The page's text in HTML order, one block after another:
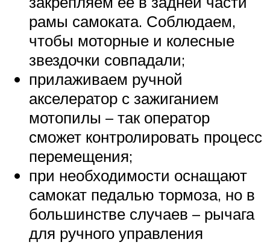
рамы самоката. Соблюдаем,
чтобы моторные и колесные
звездочки совпадали;
прилаживаем ручной
акселератор с зажиганием
мотопилы – так оператор
сможет контролировать процесс
перемещения;
при необходимости оснащают
самокат педалью тормоза, но в
большинстве случаев – рычага
для ручного управления